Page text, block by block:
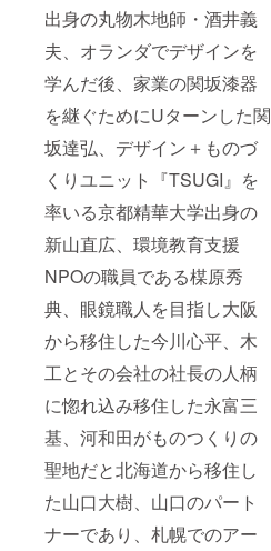
出身の丸物木地師・酒井義
夫、オランダでデザインを
学んだ後、家業の関坂漆器
を継ぐためにUターンした関
坂達弘、デザイン＋ものづ
くりユニット『TSUGI』を
率いる京都精華大学出身の
新山直広、環境教育支援
NPOの職員である楳原秀
典、眼鏡職人を目指し大阪
から移住した今川心平、木
工とその会社の社長の人柄
に惚れ込み移住した永富三
基、河和田がものつくりの
聖地だと北海道から移住し
た山口大樹、山口のパート
ナーであり、札幌でのアー